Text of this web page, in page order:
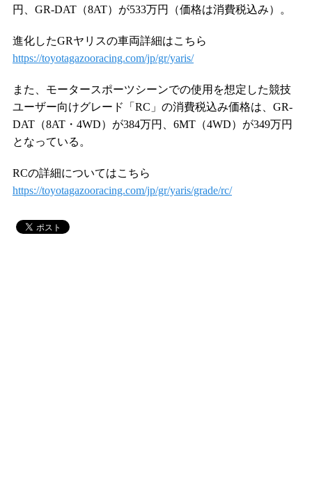
円、GR-DAT（8AT）が533万円（価格は消費税込み）。
進化したGRヤリスの車両詳細はこちら
https://toyotagazooracing.com/jp/gr/yaris/
また、モータースポーツシーンでの使用を想定した競技
ユーザー向けグレード「RC」の消費税込み価格は、GR-
DAT（8AT・4WD）が384万円、6MT（4WD）が349万円
となっている。
RCの詳細についてはこちら
https://toyotagazooracing.com/jp/gr/yaris/grade/rc/